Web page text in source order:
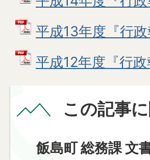
平成13年度『行
平成12年度『行
この記事
飯島町 総務課 文